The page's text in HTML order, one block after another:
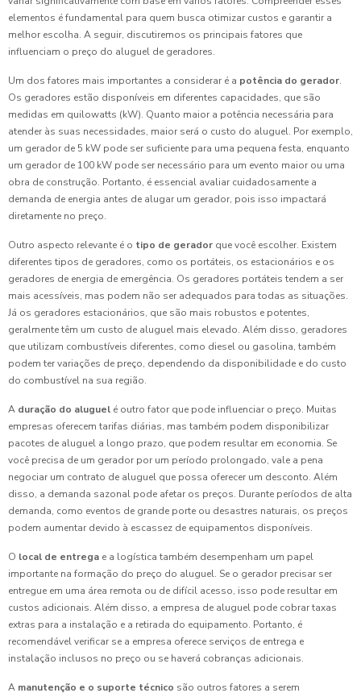
elementos é fundamental para quem busca otimizar custos e garantir a
melhor escolha. A seguir, discutiremos os principais fatores que
influenciam o preço do aluguel de geradores.
Um dos fatores mais importantes a considerar é a potência do gerador.
Os geradores estão disponíveis em diferentes capacidades, que são
medidas em quilowatts (kW). Quanto maior a potência necessária para
atender às suas necessidades, maior será o custo do aluguel. Por exemplo,
um gerador de 5 kW pode ser suficiente para uma pequena festa, enquanto
um gerador de 100 kW pode ser necessário para um evento maior ou uma
obra de construção. Portanto, é essencial avaliar cuidadosamente a
demanda de energia antes de alugar um gerador, pois isso impactará
diretamente no preço.
Outro aspecto relevante é o tipo de gerador que você escolher. Existem
diferentes tipos de geradores, como os portáteis, os estacionários e os
geradores de energia de emergência. Os geradores portáteis tendem a ser
mais acessíveis, mas podem não ser adequados para todas as situações.
Já os geradores estacionários, que são mais robustos e potentes,
geralmente têm um custo de aluguel mais elevado. Além disso, geradores
que utilizam combustíveis diferentes, como diesel ou gasolina, também
podem ter variações de preço, dependendo da disponibilidade e do custo
do combustível na sua região.
A duração do aluguel é outro fator que pode influenciar o preço. Muitas
empresas oferecem tarifas diárias, mas também podem disponibilizar
pacotes de aluguel a longo prazo, que podem resultar em economia. Se
você precisa de um gerador por um período prolongado, vale a pena
negociar um contrato de aluguel que possa oferecer um desconto. Além
disso, a demanda sazonal pode afetar os preços. Durante períodos de alta
demanda, como eventos de grande porte ou desastres naturais, os preços
podem aumentar devido à escassez de equipamentos disponíveis.
O local de entrega e a logística também desempenham um papel
importante na formação do preço do aluguel. Se o gerador precisar ser
entregue em uma área remota ou de difícil acesso, isso pode resultar em
custos adicionais. Além disso, a empresa de aluguel pode cobrar taxas
extras para a instalação e a retirada do equipamento. Portanto, é
recomendável verificar se a empresa oferece serviços de entrega e
instalação inclusos no preço ou se haverá cobranças adicionais.
A manutenção e o suporte técnico são outros fatores a serem